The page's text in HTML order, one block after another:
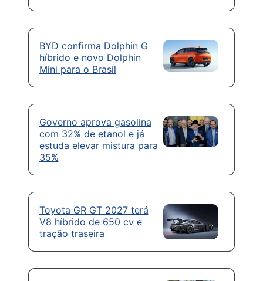
BYD confirma Dolphin G
híbrido e novo Dolphin
Mini para o Brasil
Governo aprova gasolina
com 32% de etanol e já
estuda elevar mistura para
35%
Toyota GR GT 2027 terá
V8 híbrido de 650 cv e
tração traseira